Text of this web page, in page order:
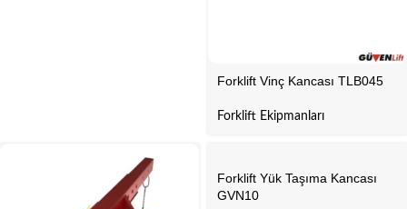
Forklift Vinç Kancası TLB045
Forklift Ekipmanları
Forklift Yük Taşıma Kancası
GVN10